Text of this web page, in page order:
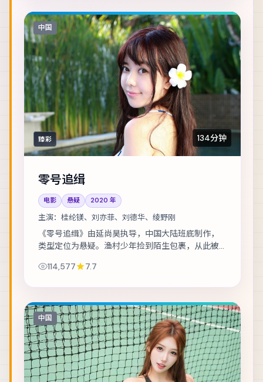
中国
臻彩 134分钟
零号追缉
电影 悬疑 2020 年
主演： 桂纶镁、刘亦菲、刘德华、绫野刚
《零号追缉》由延尚昊执导，中国大陆班底制作，
类型定位为悬疑。渔村少年捡到陌生包裹，从此被
菲、刘德华 等，表演层次丰富。群戏调度成熟，...
114,577 7.7
中国